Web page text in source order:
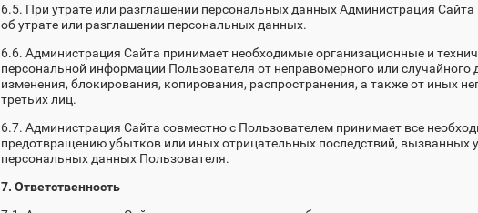
6.5. При утрате или разглашении персональных данных Администрация
об утрате или разглашении персональных данных.
6.6. Администрация Сайта принимает необходимые организационные и
персональной информации Пользователя от неправомерного или случайного
изменения, блокирования, копирования, распространения, а также от иных
третьих лиц.
6.7. Администрация Сайта совместно с Пользователем принимает все
предотвращению убытков или иных отрицательных последствий, вызванных
персональных данных Пользователя.
7. Ответственность